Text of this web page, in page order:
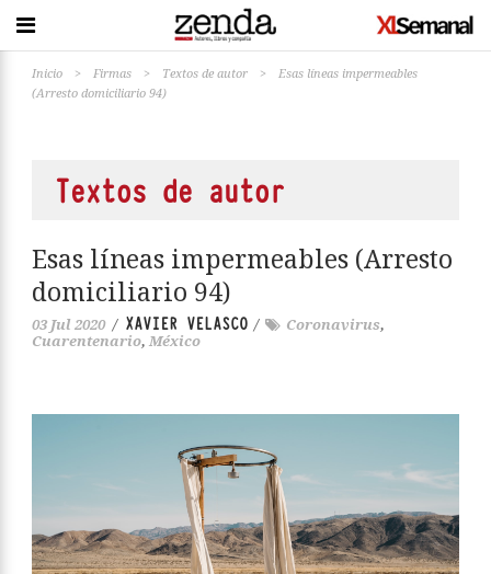
Inicio > Firmas > Textos de autor >
Esas líneas impermeables
(Arresto domiciliario 94)
Textos de autor
Esas líneas impermeables (Arresto
domiciliario 94)
03 Jul 2020 / XAVIER VELASCO / Coronavirus,
Cuarentenario, México